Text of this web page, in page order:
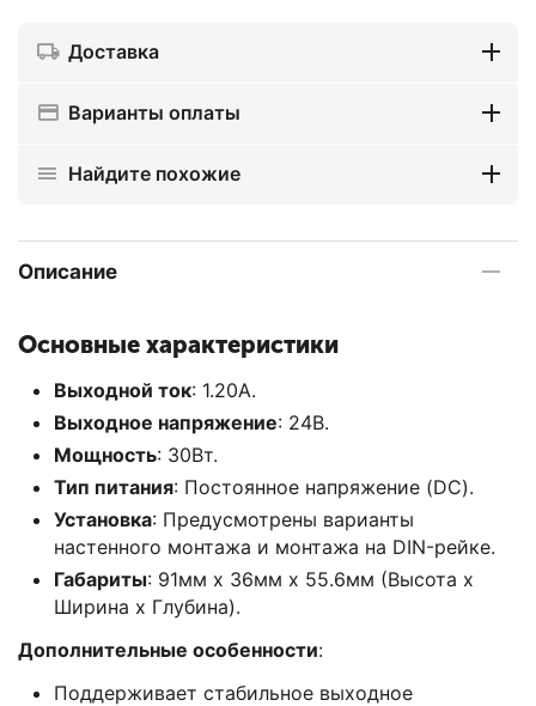
Доставка
Варианты оплаты
Найдите похожие
Описание
Основные характеристики
Выходной ток: 1.20А.
Выходное напряжение: 24В.
Мощность: 30Вт.
Тип питания: Постоянное напряжение (DC).
Установка: Предусмотрены варианты
настенного монтажа и монтажа на DIN-рейке.
Габариты: 91мм x 36мм x 55.6мм (Высота x
Ширина x Глубина).
Дополнительные особенности:
Поддерживает стабильное выходное